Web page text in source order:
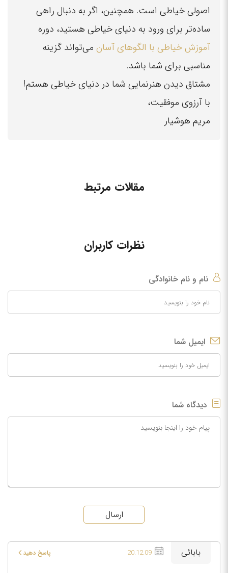
اصولی خیاطی است. همچنین، اگر به دنبال راهی
ساده‌تر برای ورود به دنیای خیاطی هستید، دوره
آموزش خیاطی با الگوهای آسان می‌تواند گزینه
مناسبی برای شما باشد.
مشتاق دیدن هنرنمایی شما در دنیای خیاطی هستم!
با آرزوی موفقیت،
مریم هوشیار
مقالات مرتبط
نظرات کاربران
نام و نام خانوادگی
ایمیل شما
دیدگاه شما
ارسال
بابائی 20.12.09 پاسخ دهید